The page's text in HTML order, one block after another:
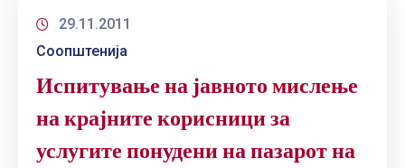
29.11.2011
Соопштенија
Испитување на јавното мислење
на крајните корисници за
услугите понудени на пазарот на